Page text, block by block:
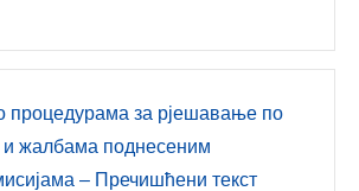
процедурама за рјешавање по
и жалбама поднесеним
– Пречишћени текст